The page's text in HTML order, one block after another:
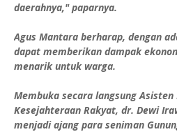
daerahnya," paparnya.
Agus Mantara berharap, dengan
dapat memberikan dampak
menarik untuk warga.
Membuka secara langsung
Kesejahteraan Rakyat, dr. Dewi
menjadi ajang para seniman